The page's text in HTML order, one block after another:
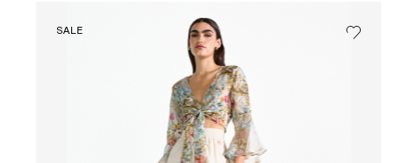
SALE